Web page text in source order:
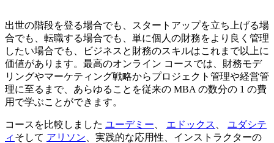
出世の階段を登る場合でも、スタートアップを立ち上げる場
合でも、転職する場合でも、単に個人の財務をより良く管理
したい場合でも、ビジネスと財務のスキルはこれまで以上に
価値があります。最高のオンライン コースでは、財務モデ
リングやマーケティング戦略からプロジェクト管理や経営管
理に至るまで、あらゆることを従来の MBA の数分の 1 の費
用で学ぶことができます。
コースを比較しました ユーデミー エドックス
ユダシテ
ィ そして アリソン 、実践的な応用性、インストラクターの